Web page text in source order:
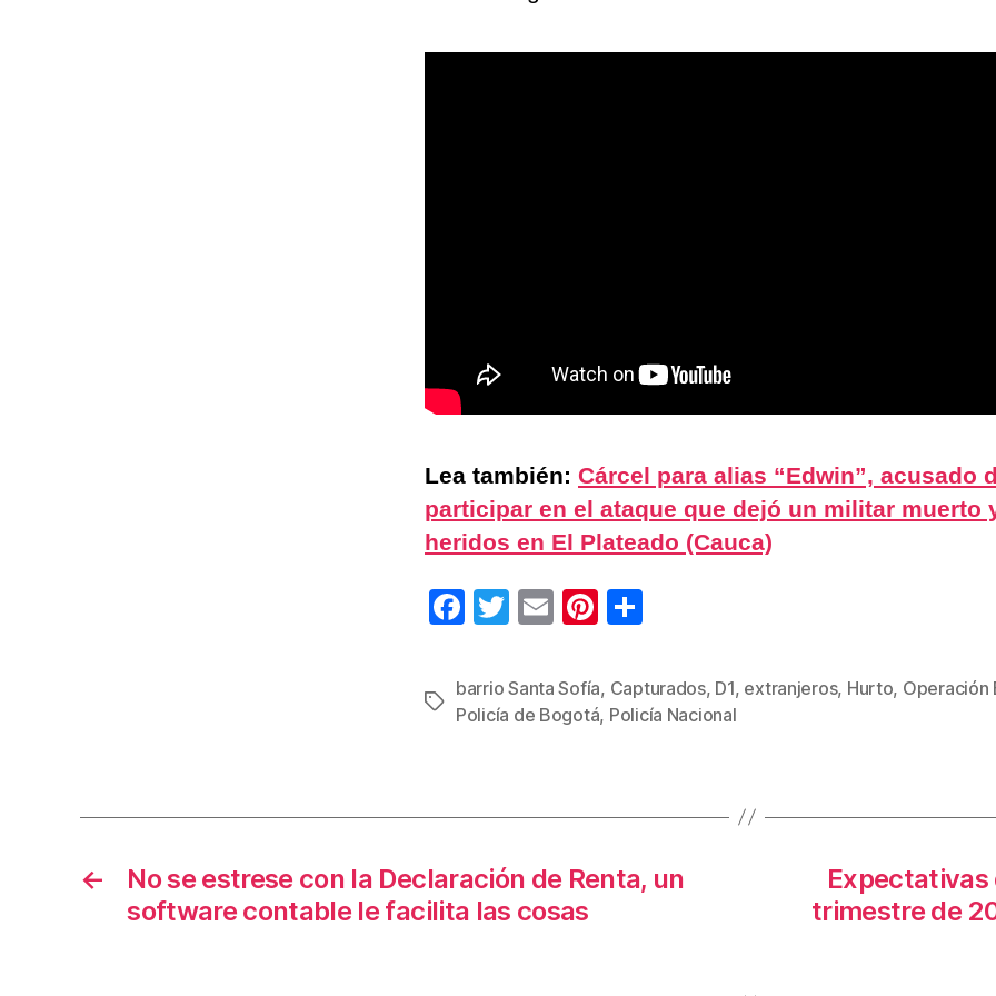
Lea también: Cárcel para alias “Edwin”, acusado
participar en el ataque que dejó un militar muerto
heridos en El Plateado (Cauca)
F
c
e
o
T
tt
er
E
ail
Pi
er
e
m
p
Etiquetas
barrio Santa Sofía, Capturados, D1, extranjeros, Hurto, Operación
Policía de Bogotá, Policía Nacional
←
No se estrese con la Declaración de Renta, un
software contable le facilita las cosas
trimestre de